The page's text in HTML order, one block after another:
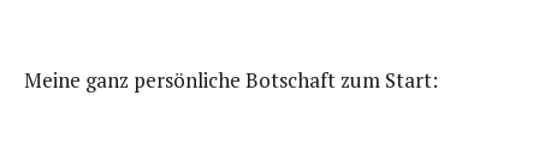
Mei­ne ganz per­sön­li­che Bot­schaft zum Start: